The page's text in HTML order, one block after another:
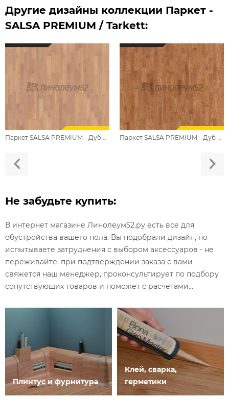
Другие дизайны коллекции Паркет -
SALSA PREMIUM / Tarkett:
Не забудьте купить:
В интернет магазине Линолеум52.ру есть все для
обустройства вашего пола. Вы подобрали дизайн, но
испытываете затруднения с выбором аксессуаров - не
переживайте, при подтверждении заказа с вами
свяжется наш менеджер, проконсультирует по подбору
сопутствующих товаров и поможет с расчетами...
Плинтус и фурнитура
Клей, сварка,
герметики